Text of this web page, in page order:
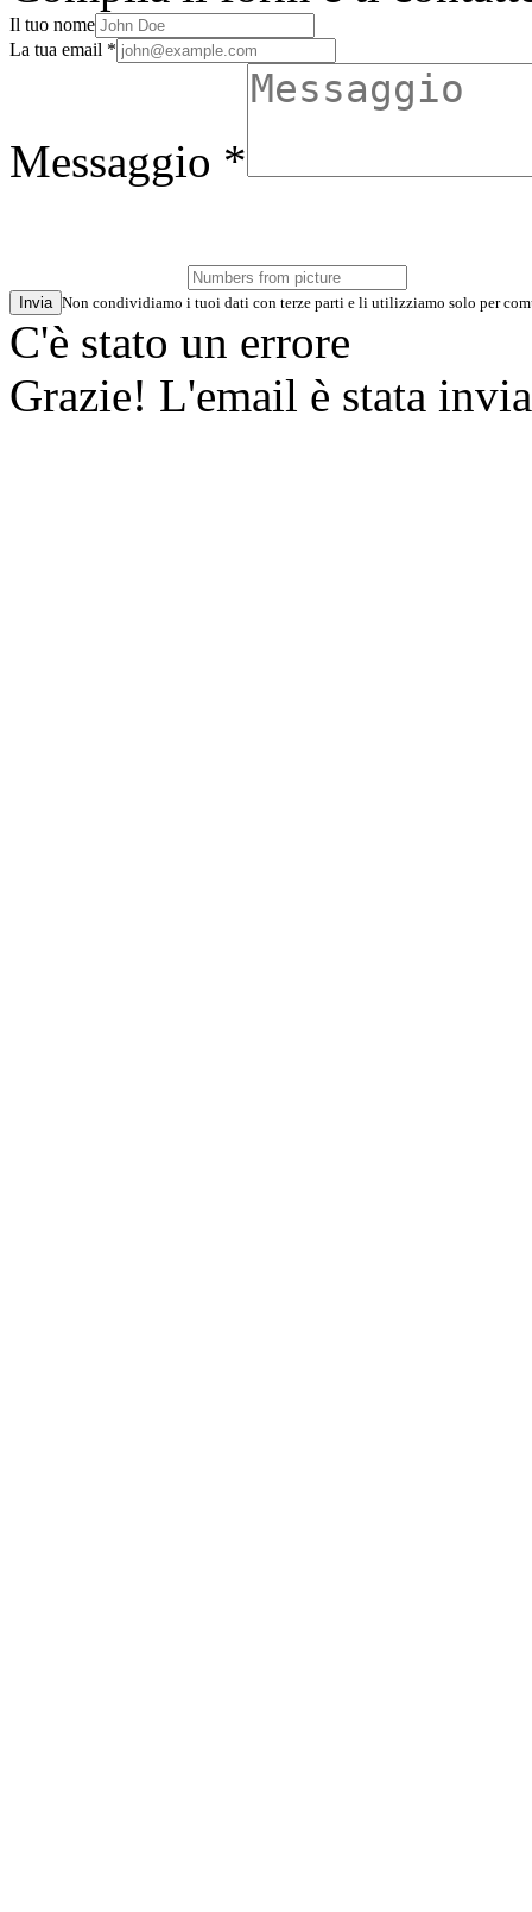
Il tuo nome
La tua email *
Messaggio *
Invia Non condividiamo i tuoi dati con terze parti e li utilizziamo solo per
C'è stato un errore
Grazie! L'email è stata